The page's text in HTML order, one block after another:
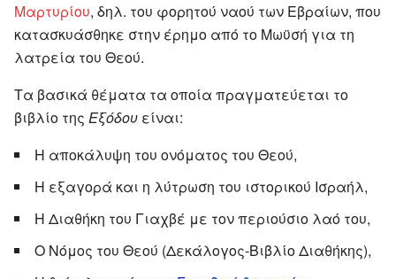
Μαρτυρίου, δηλ. του φορητού ναού των Εβραίων, που
κατασκυάσθηκε στην έρημο από το Μωϋσή για τη
λατρεία του Θεού.
Τα βασικά θέματα τα οποία πραγματεύεται το
βιβλίο της Εξόδου είναι:
Η αποκάλυψη του ονόματος του Θεού,
Η εξαγορά και η λύτρωση του ιστορικού Ισραήλ,
Η Διαθήκη του Γιαχβέ με τον περιούσιο λαό του,
Ο Νόμος του Θεού (Δεκάλογος-Βιβλίο Διαθήκης),